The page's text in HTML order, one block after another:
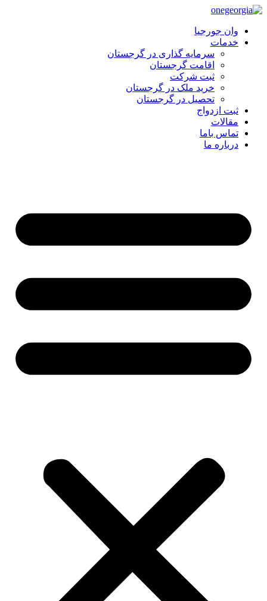
وان جورجیا
خدمات
سرمایه گذاری در گرجستان
اقامت گرجستان
ثبت شرکت
خرید ملک در گرجستان
تحصیل در گرجستان
ثبت ازدواج
مقالات
تماس باما
درباره ما